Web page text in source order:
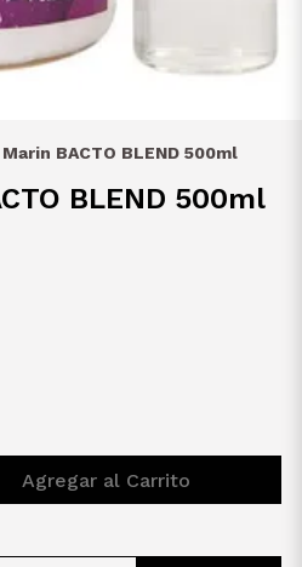
Marin BACTO BLEND 500ml
BLEND 500ml
Agregar al Carrito